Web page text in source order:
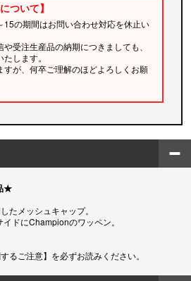
ついて】
15の期間はお問い合わせ対応を休止い
受注生産品の納期につきましても、
します。
すが、何卒ご理解のほどよろしくお願
★
たメッシュキャップ。
ドにChampionのワッペン。
るご注意】を必ずお読みください。